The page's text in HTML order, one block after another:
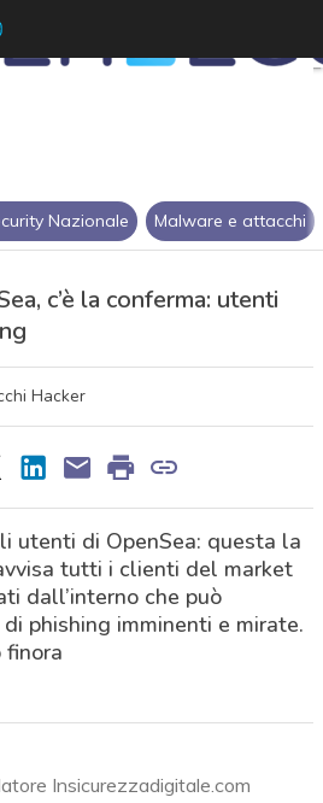
Nazionale Malware e attacchi
c’è la conferma: utenti
Hacker
utenti di OpenSea: questa la
tutti i clienti del market
dall’interno che può
phishing imminenti e mirate.
finora
Insicurezzadigitale.com